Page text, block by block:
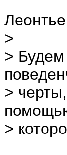
>
> Будем
>
>